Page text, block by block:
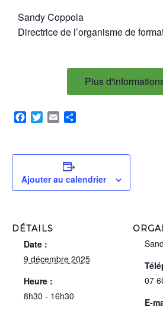
Sandy Coppola
Directrice de l’organisme de
Plus
Facebook
TwitterEmail
Ajouter au calendrier
DÉTAILS
Date :
9 décembre 2025
Heure :
8h30 - 16h30
07
E-